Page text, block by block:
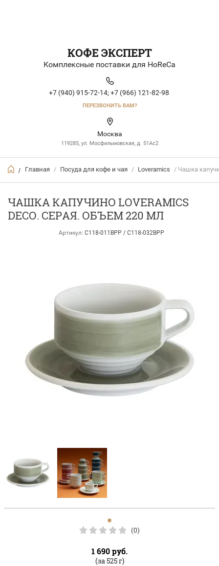
КОФЕ ЭКСПЕРТ
Комплексные поставки для HoReCa
+7 (940) 915-72-14; +7 (966) 121-82-98
ПЕРЕЗВОНИТЬ ВАМ?
Москва
119285, ул. Мосфильмовская, д. 51Ac2
/ Главная / Посуда для кофе и чая / Loveramics / Чашка
ЧАШКА КАПУЧИНО LOVERAMICS
DECO. СЕРАЯ. ОБЪЕМ 220 МЛ
Артикул: C118-011BPP / C118-032BPP
(0)
1 690руб.
(за 525 г)